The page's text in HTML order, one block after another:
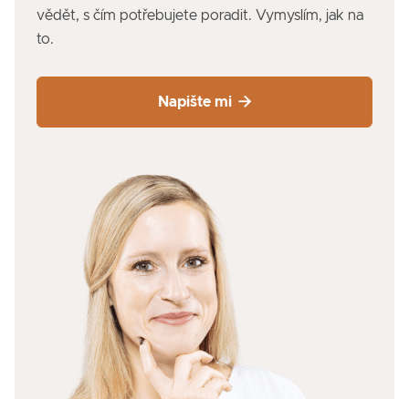
vědět, s čím potřebujete poradit. Vymyslím, jak na
to.
Napište mi 